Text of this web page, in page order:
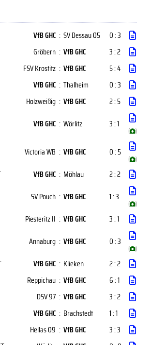
VfB GHC : SV Dessau 05
0 : 3
Gröbern : VfB GHC
3 : 2
FSV Krostitz : VfB GHC
5 : 4
VfB GHC : Thalheim
0 : 3
Holzweißig : VfB GHC
2 : 5
VfB GHC : Wörlitz 3 : 1
( )
Victoria WB : VfB GHC 0 : 5
( )
VfB GHC : Möhlau
2 : 2
SV Pouch : VfB GHC 1 : 3
( )
Piesteritz II : VfB GHC
3 : 1
Annaburg : VfB GHC 0 : 3
( )
VfB GHC : Klieken
2 : 2
Reppichau : VfB GHC
6 : 1
DSV 97 : VfB GHC
3 : 2
VfB GHC : Brachstedt
1 : 1
Hellas 09 : VfB GHC
3 : 3